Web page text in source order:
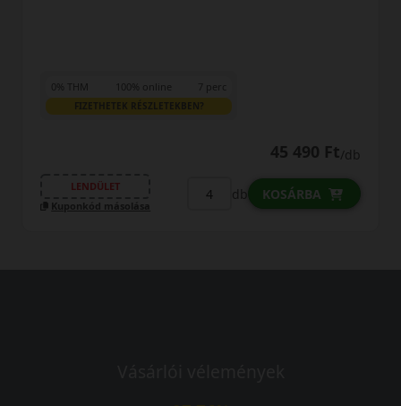
0% THM 100% online 7 perc
FIZETHETEK RÉSZLETEKBEN?
45 490 Ft/db
LENDÜLET
Kuponkód másolása
db KOSÁRBA